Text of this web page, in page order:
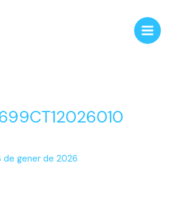
de gener de 2026